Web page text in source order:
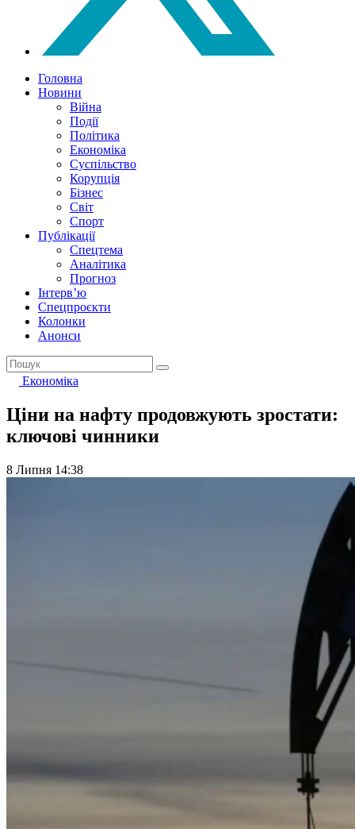
Головна
Новини
Війна
Події
Політика
Економіка
Суспільство
Корупція
Бізнес
Світ
Спорт
Публікації
Спецтема
Аналітика
Прогноз
Інтерв’ю
Спецпроєкти
Колонки
Анонси
Економіка
Ціни на нафту продовжують зростати:
ключові чинники
8 Липня 14:38